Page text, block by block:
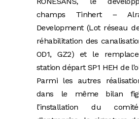
champs Tinhert –
Development (Lot réseau
réhabilitation des
OD1, GZ2) et le
station départ SP1 HEH de
Parmi les autres
dans le même bilan
l’installation du